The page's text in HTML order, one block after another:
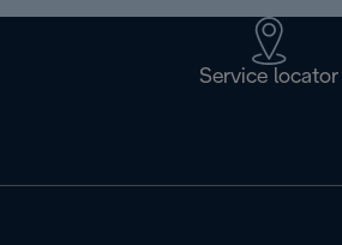
Service locator